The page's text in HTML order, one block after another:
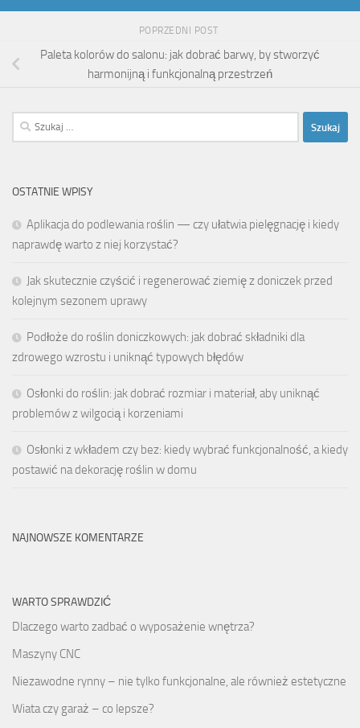
POPRZEDNI POST
Paleta kolorów do salonu: jak dobrać barwy, by stworzyć
harmonijną i funkcjonalną przestrzeń
Szukaj:
OSTATNIE WPISY
Aplikacja do podlewania roślin — czy ułatwia pielęgnację i kiedy
naprawdę warto z niej korzystać?
Jak skutecznie czyścić i regenerować ziemię z doniczek przed
kolejnym sezonem uprawy
Podłoże do roślin doniczkowych: jak dobrać składniki dla
zdrowego wzrostu i uniknąć typowych błędów
Osłonki do roślin: jak dobrać rozmiar i materiał, aby uniknąć
problemów z wilgocią i korzeniami
Osłonki z wkładem czy bez: kiedy wybrać funkcjonalność, a kiedy
postawić na dekorację roślin w domu
NAJNOWSZE KOMENTARZE
WARTO SPRAWDZIĆ
Dlaczego warto zadbać o wyposażenie wnętrza?
Maszyny CNC
Niezawodne rynny – nie tylko funkcjonalne, ale również estetyczne
Wiata czy garaż – co lepsze?